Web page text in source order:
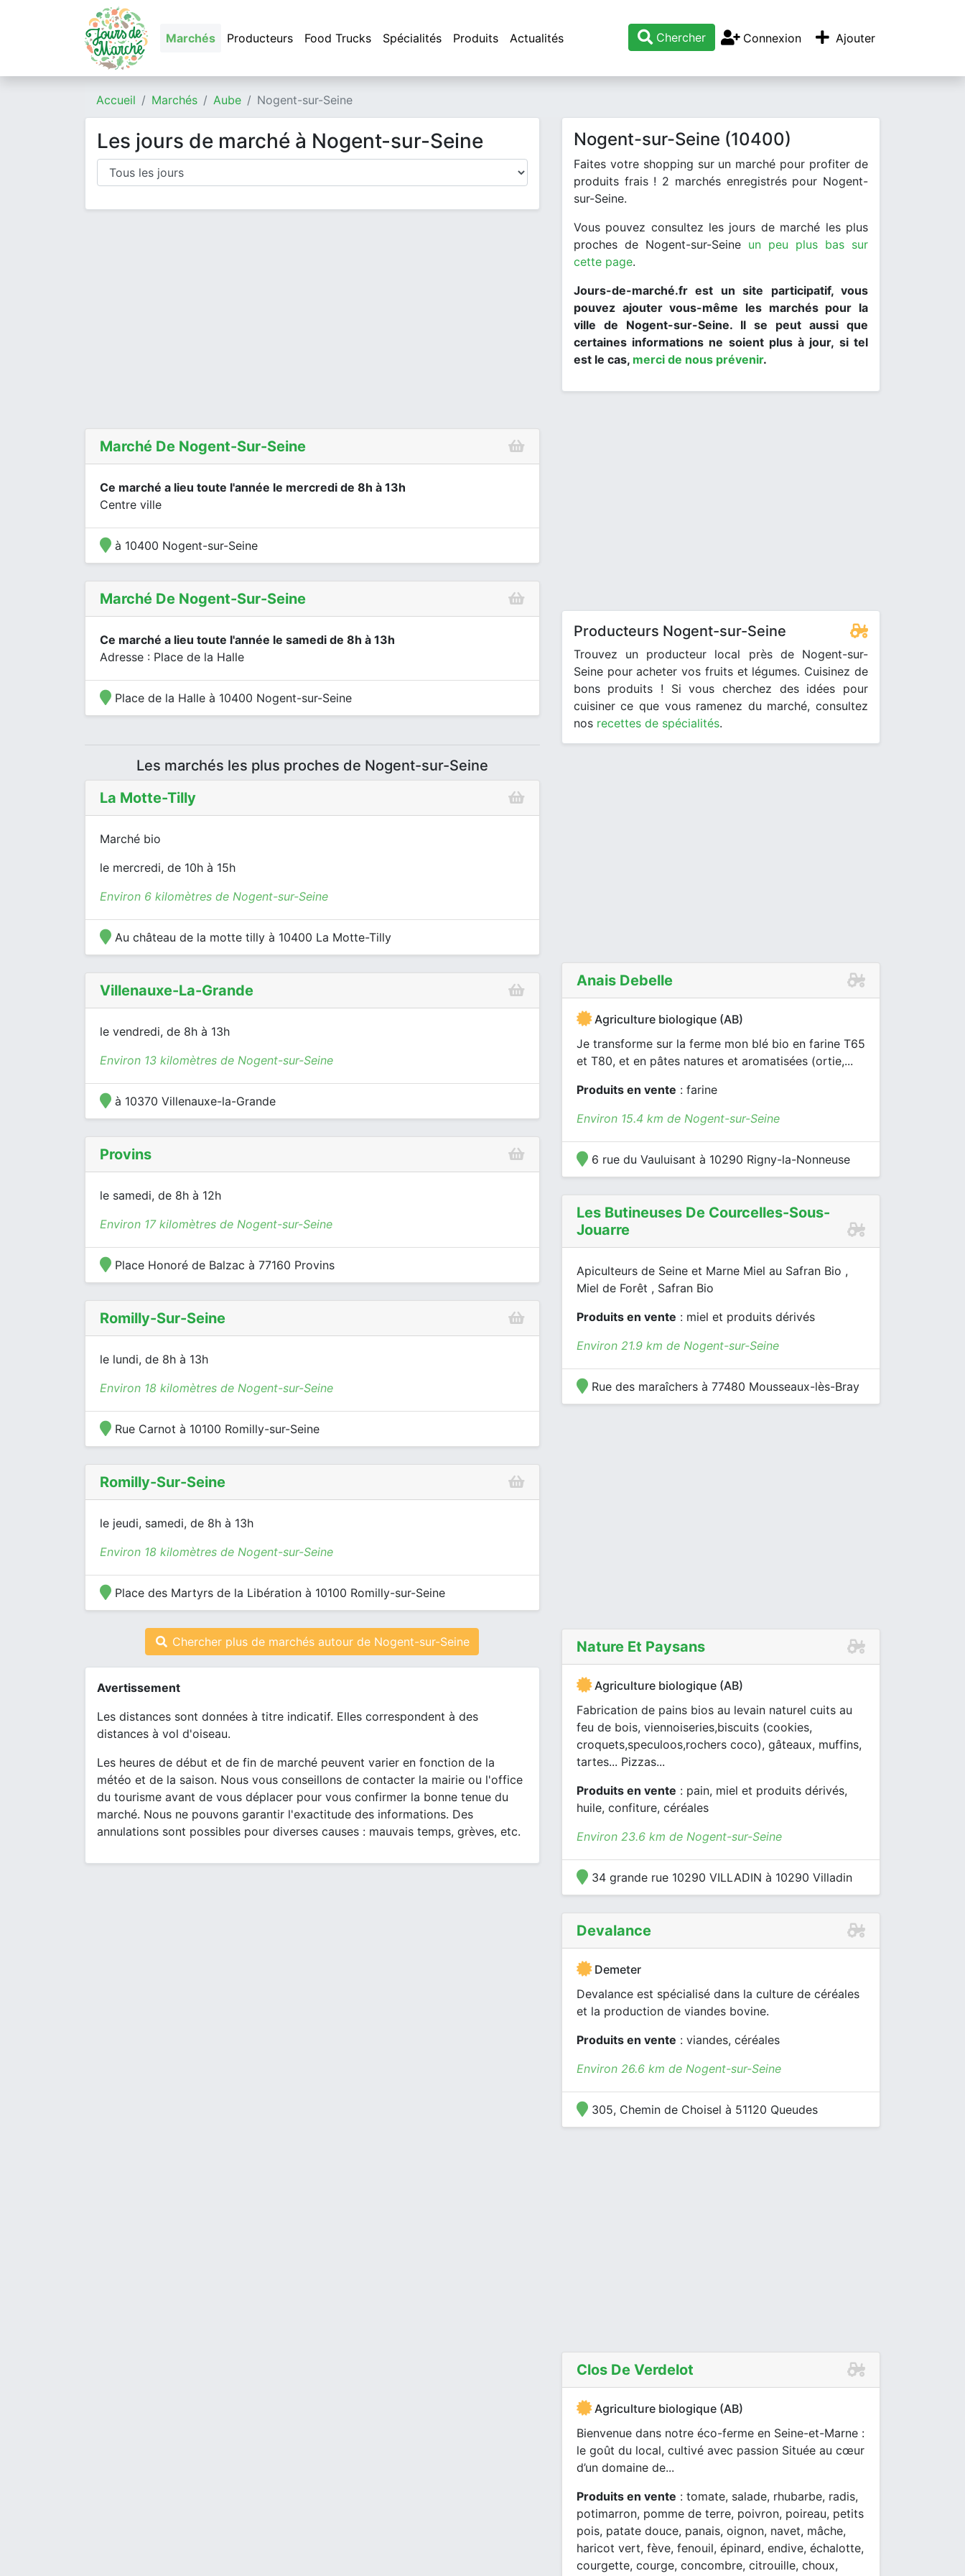
Marchés Producteurs Food Trucks Spécialités Produits Actualités Chercher Connexion Ajouter
Accueil Marchés Aube Nogent-sur-Seine
Les jours de marché à Nogent-sur-Seine
Marché De Nogent-Sur-Seine
Ce marché a lieu toute l'année le mercredi de 8h à 13h
Centre ville
à 10400 Nogent-sur-Seine
Marché De Nogent-Sur-Seine
Ce marché a lieu toute l'année le samedi de 8h à 13h
Adresse : Place de la Halle
Place de la Halle à 10400 Nogent-sur-Seine
Les marchés les plus proches de Nogent-sur-Seine
La Motte-Tilly
Marché bio
le mercredi, de 10h à 15h
Environ 6 kilomètres de Nogent-sur-Seine
Au château de la motte tilly à 10400 La Motte-Tilly
Villenauxe-La-Grande
le vendredi, de 8h à 13h
Environ 13 kilomètres de Nogent-sur-Seine
à 10370 Villenauxe-la-Grande
Provins
le samedi, de 8h à 12h
Environ 17 kilomètres de Nogent-sur-Seine
Place Honoré de Balzac à 77160 Provins
Romilly-Sur-Seine
le lundi, de 8h à 13h
Environ 18 kilomètres de Nogent-sur-Seine
Rue Carnot à 10100 Romilly-sur-Seine
Romilly-Sur-Seine
le jeudi, samedi, de 8h à 13h
Environ 18 kilomètres de Nogent-sur-Seine
Place des Martyrs de la Libération à 10100 Romilly-sur-Seine
Chercher plus de marchés autour de Nogent-sur-Seine
Avertissement
Les distances sont données à titre indicatif. Elles correspondent à des
distances à vol d'oiseau.
Les heures de début et de fin de marché peuvent varier en fonction de la
météo et de la saison. Nous vous conseillons de contacter la mairie ou l'office
du tourisme avant de vous déplacer pour vous confirmer la bonne tenue du
marché. Nous ne pouvons garantir l'exactitude des informations. Des
annulations sont possibles pour diverses causes : mauvais temps, grèves, etc.
Nogent-sur-Seine (10400)
Faites votre shopping sur un marché pour profiter de
produits frais ! 2 marchés enregistrés pour Nogent-
sur-Seine.
Vous pouvez consultez les jours de marché les plus
proches de Nogent-sur-Seine un peu plus bas sur
cette page.
Jours-de-marché.fr est un site participatif, vous
pouvez ajouter vous-même les marchés pour la
ville de Nogent-sur-Seine. Il se peut aussi que
certaines informations ne soient plus à jour, si tel
est le cas, merci de nous prévenir.
Producteurs Nogent-sur-Seine
Trouvez un producteur local près de Nogent-sur-
Seine pour acheter vos fruits et légumes. Cuisinez de
bons produits ! Si vous cherchez des idées pour
cuisiner ce que vous ramenez du marché, consultez
nos recettes de spécialités.
Anais Debelle
Agriculture biologique (AB)
Je transforme sur la ferme mon blé bio en farine T65
et T80, et en pâtes natures et aromatisées (ortie,...
Produits en vente : farine
Environ 15.4 km de Nogent-sur-Seine
6 rue du Vauluisant à 10290 Rigny-la-Nonneuse
Les Butineuses De Courcelles-Sous-
Jouarre
Apiculteurs de Seine et Marne Miel au Safran Bio ,
Miel de Forêt , Safran Bio
Produits en vente : miel et produits dérivés
Environ 21.9 km de Nogent-sur-Seine
Rue des maraîchers à 77480 Mousseaux-lès-Bray
Nature Et Paysans
Agriculture biologique (AB)
Fabrication de pains bios au levain naturel cuits au
feu de bois, viennoiseries,biscuits (cookies,
croquets,speculoos,rochers coco), gâteaux, muffins,
tartes... Pizzas...
Produits en vente : pain, miel et produits dérivés,
huile, confiture, céréales
Environ 23.6 km de Nogent-sur-Seine
34 grande rue 10290 VILLADIN à 10290 Villadin
Devalance
Demeter
Devalance est spécialisé dans la culture de céréales
et la production de viandes bovine.
Produits en vente : viandes, céréales
Environ 26.6 km de Nogent-sur-Seine
305, Chemin de Choisel à 51120 Queudes
Clos De Verdelot
Agriculture biologique (AB)
Bienvenue dans notre éco-ferme en Seine-et-Marne :
le goût du local, cultivé avec passion Située au cœur
d’un domaine de...
Produits en vente : tomate, salade, rhubarbe, radis,
potimarron, pomme de terre, poivron, poireau, petits
pois, patate douce, panais, oignon, navet, mâche,
haricot vert, fève, fenouil, épinard, endive, échalotte,
courgette, courge, concombre, citrouille, choux,